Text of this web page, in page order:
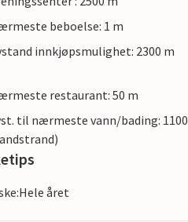
beboelse: 1 m
innkjøpsmulighet: 2300 m
restaurant: 50 m
til nærmeste vann/bading:
året